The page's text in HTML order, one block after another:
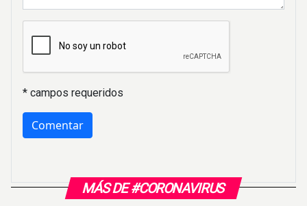
MÁS DE #CORONAVIRUS
* campos requeridos